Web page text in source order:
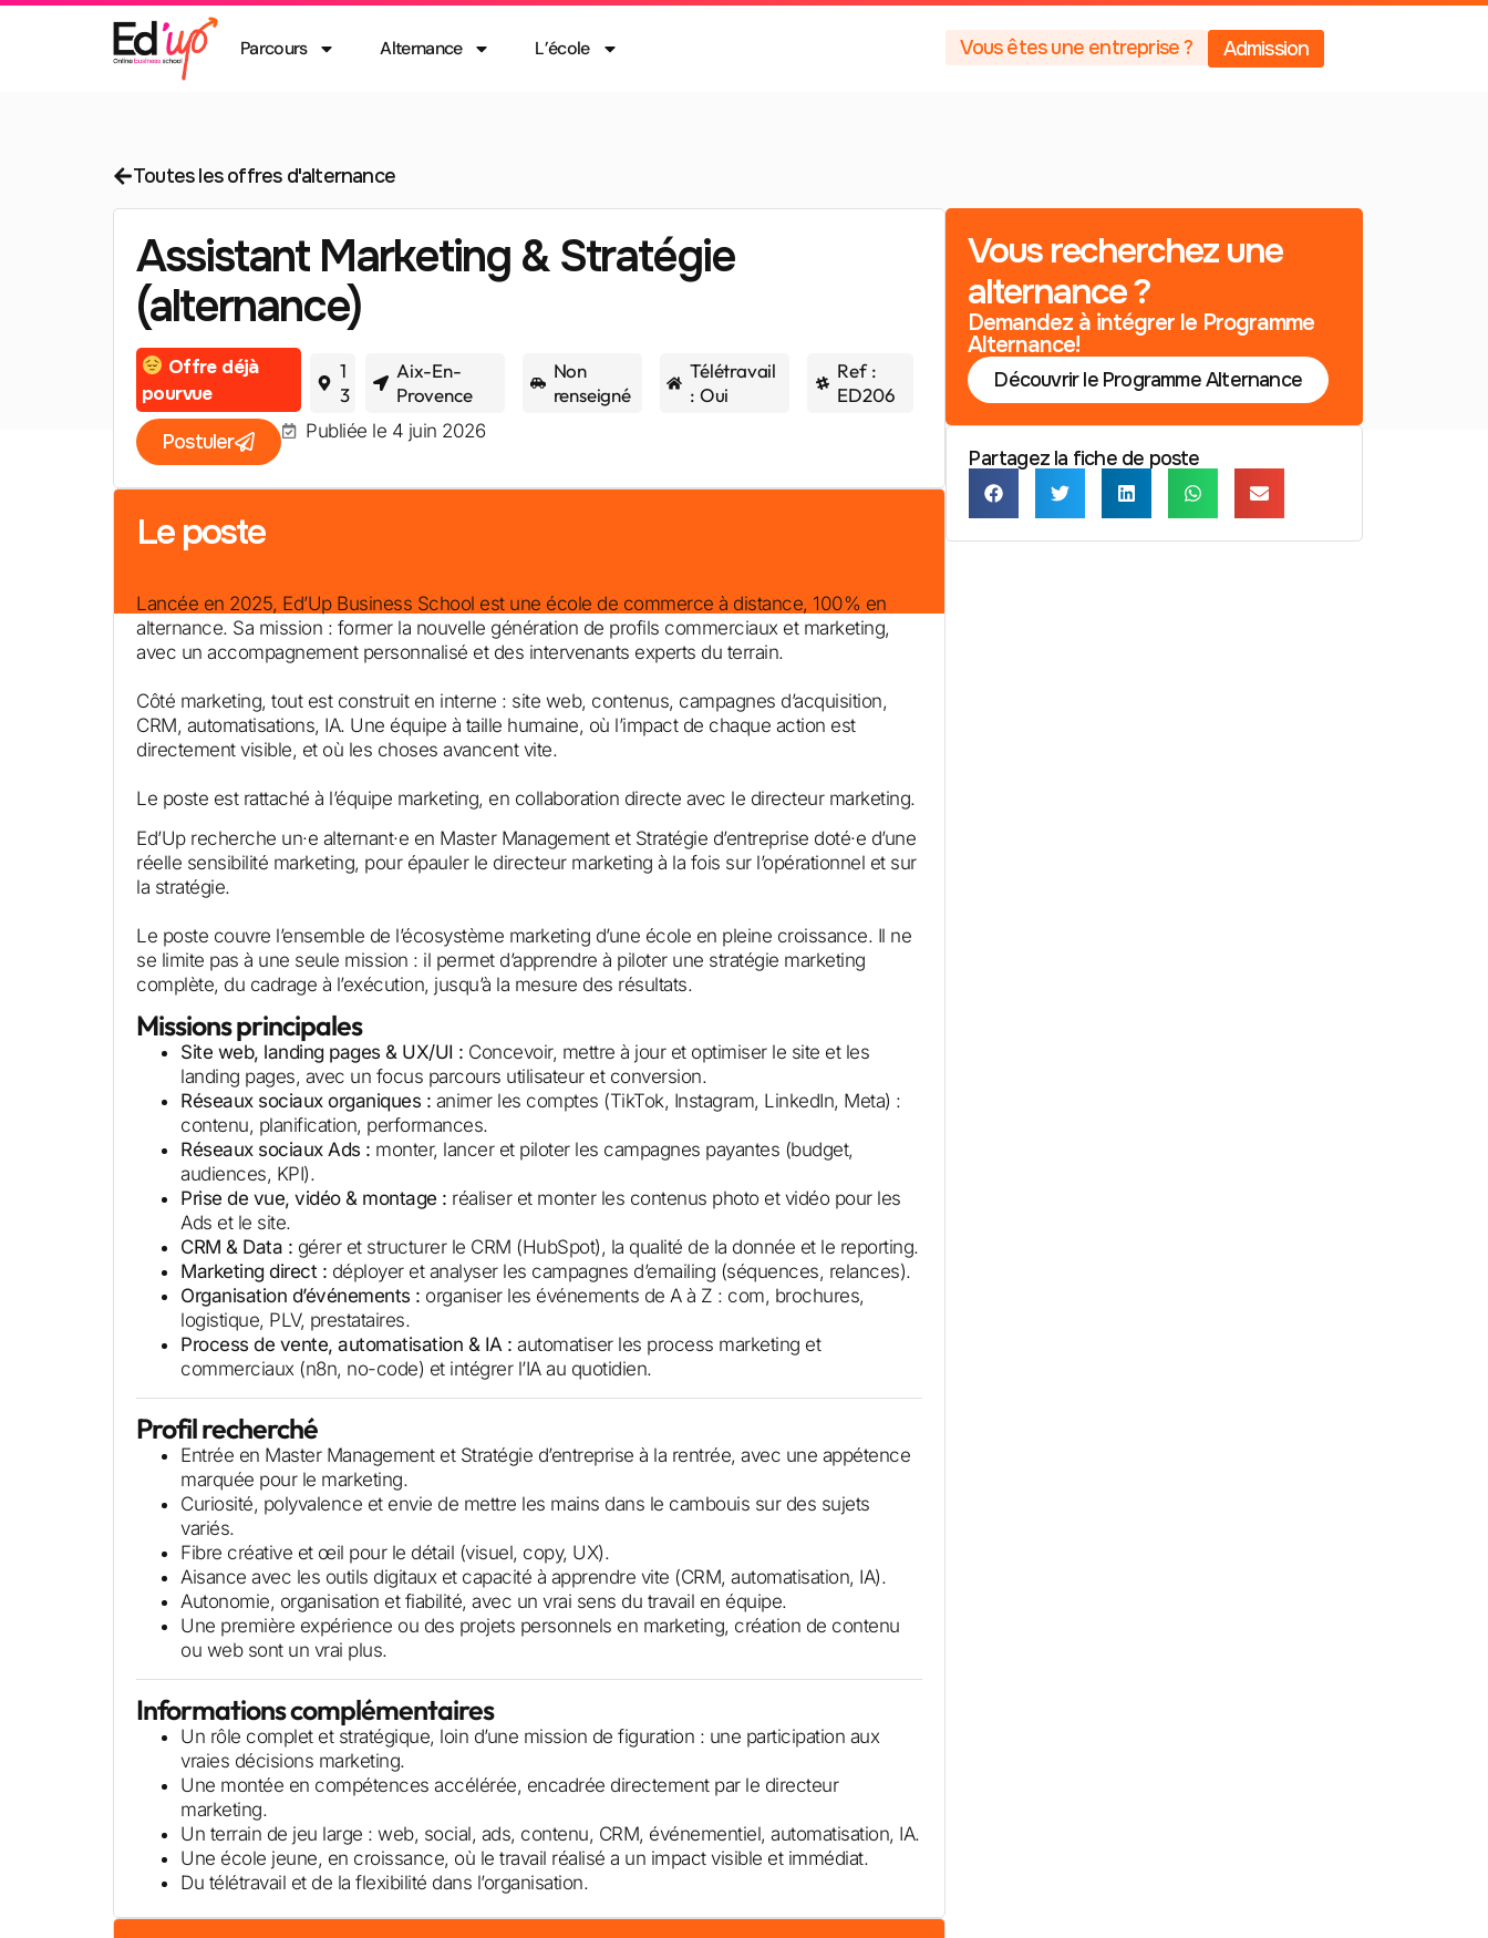
Parcours Alternance L’école Vous êtes une entreprise ? Admission
Toutes les offres d'alternance
Assistant Marketing & Stratégie
(alternance)
Offre déjà
pourvue
1
3
Aix-En-
Provence
Non
renseigné
Télétravail
: Oui
Ref :
ED206
Postuler Publiée le 4 juin 2026
Le poste
Lancée en 2025, Ed’Up Business School est une école de commerce à distance, 100% en
alternance. Sa mission : former la nouvelle génération de profils commerciaux et marketing,
avec un accompagnement personnalisé et des intervenants experts du terrain.
Côté marketing, tout est construit en interne : site web, contenus, campagnes d’acquisition,
CRM, automatisations, IA. Une équipe à taille humaine, où l’impact de chaque action est
directement visible, et où les choses avancent vite.
Le poste est rattaché à l’équipe marketing, en collaboration directe avec le directeur marketing.
Ed’Up recherche un·e alternant·e en Master Management et Stratégie d’entreprise doté·e d’une
réelle sensibilité marketing, pour épauler le directeur marketing à la fois sur l’opérationnel et sur
la stratégie.
Le poste couvre l’ensemble de l’écosystème marketing d’une école en pleine croissance. Il ne
se limite pas à une seule mission : il permet d’apprendre à piloter une stratégie marketing
complète, du cadrage à l’exécution, jusqu’à la mesure des résultats.
Missions principales
Site web, landing pages & UX/UI : Concevoir, mettre à jour et optimiser le site et les
landing pages, avec un focus parcours utilisateur et conversion.
Réseaux sociaux organiques : animer les comptes (TikTok, Instagram, LinkedIn, Meta) :
contenu, planification, performances.
Réseaux sociaux Ads : monter, lancer et piloter les campagnes payantes (budget,
audiences, KPI).
Prise de vue, vidéo & montage : réaliser et monter les contenus photo et vidéo pour les
Ads et le site.
CRM & Data : gérer et structurer le CRM (HubSpot), la qualité de la donnée et le reporting.
Marketing direct : déployer et analyser les campagnes d’emailing (séquences, relances).
Organisation d’événements : organiser les événements de A à Z : com, brochures,
logistique, PLV, prestataires.
Process de vente, automatisation & IA : automatiser les process marketing et
commerciaux (n8n, no-code) et intégrer l’IA au quotidien.
Profil recherché
Entrée en Master Management et Stratégie d’entreprise à la rentrée, avec une appétence
marquée pour le marketing.
Curiosité, polyvalence et envie de mettre les mains dans le cambouis sur des sujets
variés.
Fibre créative et œil pour le détail (visuel, copy, UX).
Aisance avec les outils digitaux et capacité à apprendre vite (CRM, automatisation, IA).
Autonomie, organisation et fiabilité, avec un vrai sens du travail en équipe.
Une première expérience ou des projets personnels en marketing, création de contenu
ou web sont un vrai plus.
Informations complémentaires
Un rôle complet et stratégique, loin d’une mission de figuration : une participation aux
vraies décisions marketing.
Une montée en compétences accélérée, encadrée directement par le directeur
marketing.
Un terrain de jeu large : web, social, ads, contenu, CRM, événementiel, automatisation, IA.
Une école jeune, en croissance, où le travail réalisé a un impact visible et immédiat.
Du télétravail et de la flexibilité dans l’organisation.
Vous recherchez une
alternance ?
Demandez à intégrer le Programme
Alternance!
Découvrir le Programme Alternance
Partagez la fiche de poste